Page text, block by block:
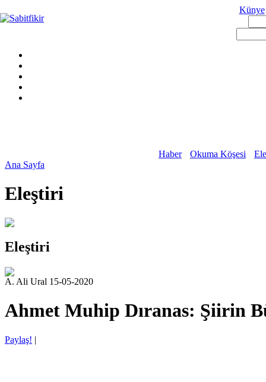
Künye
Haber Okuma Köşesi
Ana Sayfa
Eleştiri
Eleştiri
A. Ali Ural 15-05-2020
Ahmet Muhip Dıranas: Şiirin
Paylaş! |